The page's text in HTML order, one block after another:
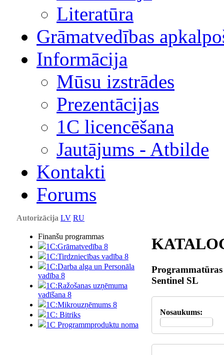
Literatūra
Grāmatvedības
Informācija
Mūsu izstrādes
Prezentācijas
1С licencēšana
Jautājums - Atbilde
Kontakti
Forums
Autorizācija LV RU
Finanšu programmas
1C:Grāmatvedība 8
1C:Tirdzniecības vadība 8
1C:Darba alga un Personāla
vadība 8
1C:Ražošanas uzņēmuma
vadīšana 8
1С:Мikrouzņēmums 8
1C: Bitriks
1C Programmproduktu noma
Sentinel SL
Nosaukums: